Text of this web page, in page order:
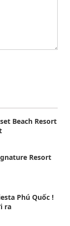
Beach Resort
Resort
Phú Quốc !
ra